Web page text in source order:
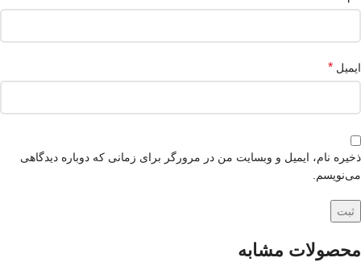
ایمیل *
ذخیره نام، ایمیل و وبسایت من در مرورگر برای زمانی که دوباره دیدگاهی
می‌نویسم.
محصولات مشابه